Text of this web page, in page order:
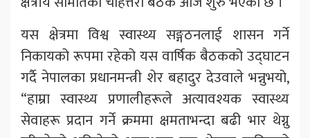
यस क्षेत्रमा विश्व स्वास्थ्य सङ्गठनलाई शासन गर्ने
निकायको रूपमा रहेको यस वार्षिक बैठकको उद्घाटन
गर्दै नेपालका प्रधानमन्त्री शेर बहादुर देउवाले भन्नुभयो,
“हाम्रा स्वास्थ्य प्रणालीहरूले अत्यावश्यक स्वास्थ्य
सेवाहरू प्रदान गर्ने क्रममा क्षमताभन्दा बढी भार थेग्नु